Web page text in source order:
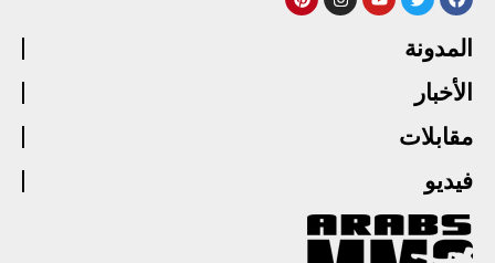
المدونة
الأخبار
مقابلات
فيديو